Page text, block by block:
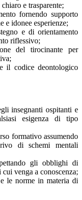
e trasparente;
fornendo supporto
e idonee esperienze;
e di orientamento
riflessivo;
del tirocinante per
il codice deontologico
insegnanti ospitanti e
esigenza di tipo
formativo assumendo
di schemi mentali
gli obblighi di
venga a conoscenza;
le norme in materia di